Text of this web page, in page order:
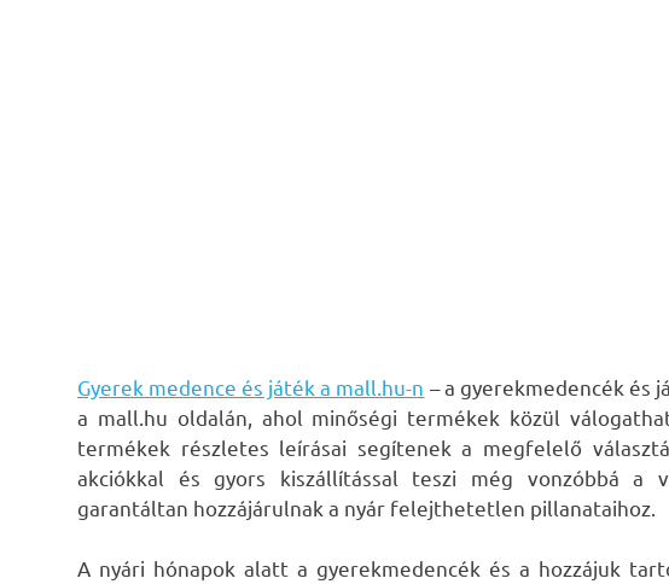
Gyerek medence és játék a mall.hu-n – a gyerekmedencék és
a mall.hu oldalán, ahol minőségi termékek közül
termékek részletes leírásai segítenek a megfelelő
akciókkal és gyors kiszállítással teszi még vonzóbbá a
garantáltan hozzájárulnak a nyár felejthetetlen pillanataihoz.
A nyári hónapok alatt a gyerekmedencék és a hozzájuk